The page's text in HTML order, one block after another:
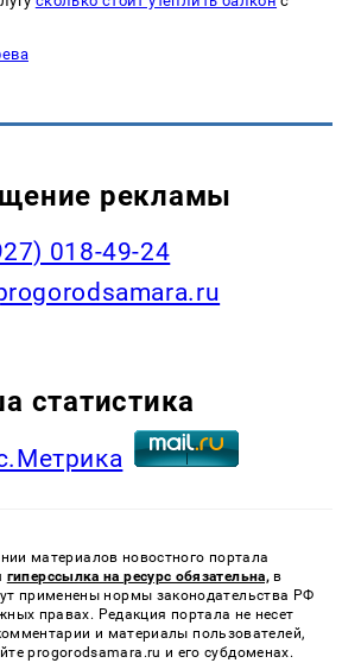
рекламы
018-49-24
статистика
материалов новостного портала
гиперссылка на ресурс обязательна, в
применены нормы законодательства РФ
правах. Редакция портала не несет
и материалы пользователей,
progorodsamara.ru и его субдоменах.